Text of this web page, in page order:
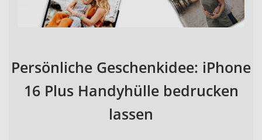
Persönliche Geschenkidee: iPhone
16 Plus Handyhülle bedrucken
lassen